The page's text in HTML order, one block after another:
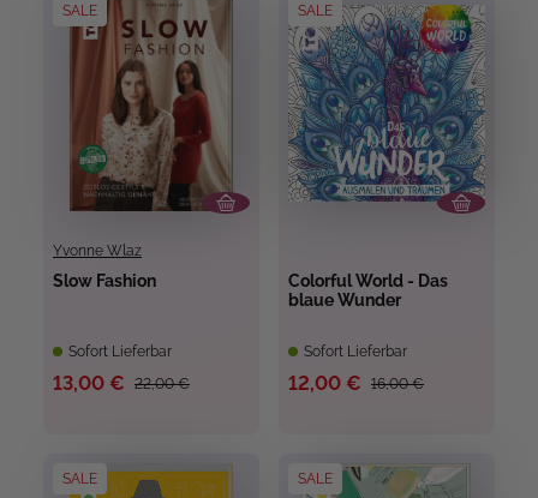
SALE
Yvonne Wlaz
Slow Fashion
Sofort Lieferbar
22,00 €
13,00 €
SALE
Colorful World - Das
blaue Wunder
Sofort Lieferbar
16,00 €
12,00 €
SALE SALE